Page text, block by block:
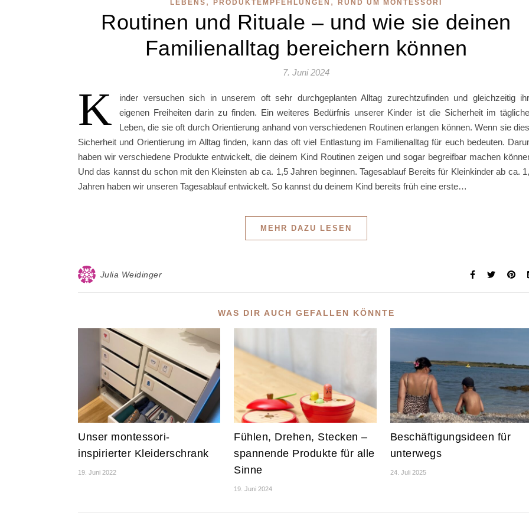
LEBENS
PRODUKTEMPFEHLUNGEN RUND UM MONTESSORI
Routinen und Rituale – und wie sie deinen
Familienalltag bereichern können
7. Juni 2024
K
inder versuchen sich in unserem oft sehr durchgeplanten Alltag zurechtzufinden und gleichzeitig
eigenen Freiheiten darin zu finden. Ein weiteres Bedürfnis unserer Kinder ist die Sicherheit im
Leben, die sie oft durch Orientierung anhand von verschiedenen Routinen erlangen können. Wenn sie
Sicherheit und Orientierung im Alltag finden, kann das oft viel Entlastung im Familienalltag für euch bedeuten.
haben wir verschiedene Produkte entwickelt, die deinem Kind Routinen zeigen und sogar begreifbar machen
Und das kannst du schon mit den Kleinsten ab ca. 1,5 Jahren beginnen. Tagesablauf Bereits für Kleinkinder ab ca.
Jahren haben wir unseren Tagesablauf entwickelt. So kannst du deinem Kind bereits früh eine erste…
MEHR DAZU LESEN
Julia Weidinger
WAS DIR AUCH GEFALLEN KÖNNTE
Unser montessori-
inspirierter Kleiderschrank
19. Juni 2022
Fühlen, Drehen, Stecken –
spannende Produkte für alle
Sinne
19. Juni 2024
Beschäftigungsideen für
unterwegs
24. Juli 2025